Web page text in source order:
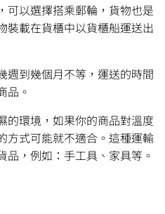
可以選擇搭乘郵輪，貨物也是
裝載在貨櫃中以貨櫃船運送出
週到幾個月不等，運送的時間
品。
的環境，如果你的商品對溫度
方式可能就不適合。這種運輸
品，例如：手工具、家具等。